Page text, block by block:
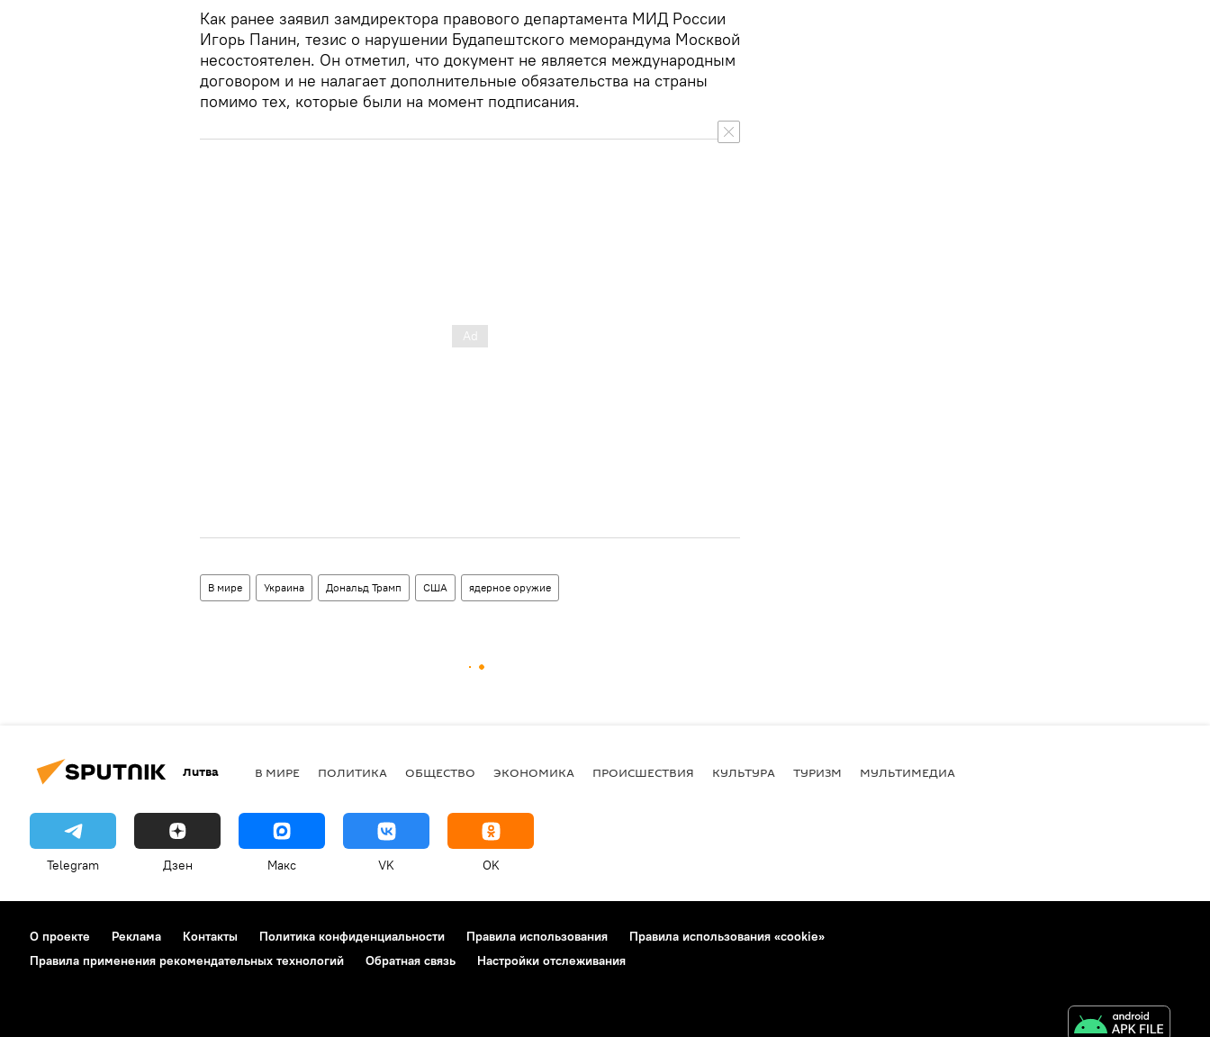
Как ранее заявил замдиректора правового департамента МИД России
Игорь Панин, тезис о нарушении Будапештского меморандума Москвой
несостоятелен. Он отметил, что документ не является международным
договором и не налагает дополнительные обязательства на страны
помимо тех, которые были на момент подписания.
В мире Украина Дональд Трамп США ядерное оружие
Литва В МИРЕ ПОЛИТИКА ОБЩЕСТВО ЭКОНОМИКА ПРОИСШЕСТВИЯ КУЛЬТУРА ТУРИЗМ МУЛЬТИМЕДИА
Telegram Дзен Макс VK OK
О проекте Реклама Контакты Политика конфиденциальности Правила использования
Правила использования «cookie»
Правила применения рекомендательных технологий
Обратная связь Настройки отслеживания